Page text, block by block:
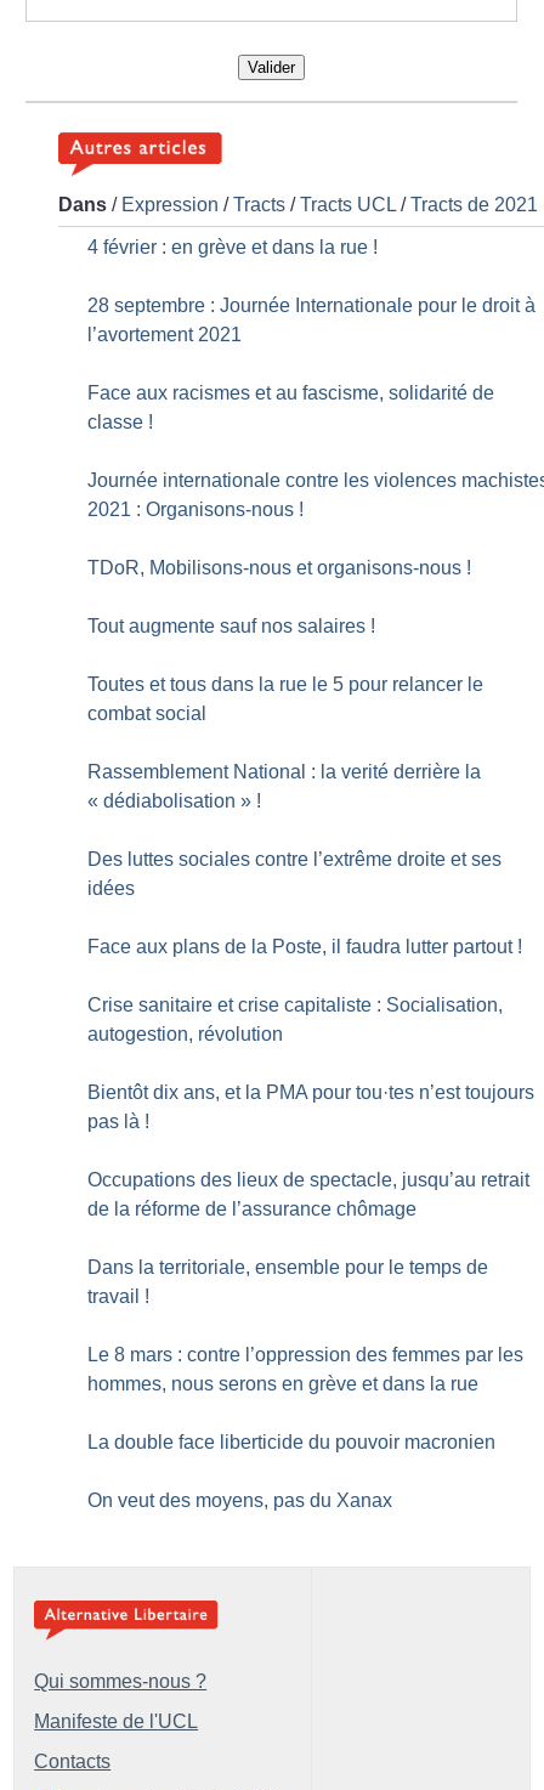
Valider
Dans / Expression /Tracts /Tracts UCL /Tracts de 2021
4 février : en grève et dans la rue !
28 septembre : Journée Internationale pour le droit à
l’avortement 2021
Face aux racismes et au fascisme, solidarité de
classe !
Journée internationale contre les violences
2021 : Organisons-nous !
TDoR, Mobilisons-nous et organisons-nous !
Tout augmente sauf nos salaires !
Toutes et tous dans la rue le 5 pour relancer le
combat social
Rassemblement National : la verité derrière la
« dédiabolisation » !
Des luttes sociales contre l’extrême droite et ses
idées
Face aux plans de la Poste, il faudra lutter partout !
Crise sanitaire et crise capitaliste : Socialisation,
autogestion, révolution
Bientôt dix ans, et la PMA pour tou·tes n’est toujours
pas là !
Occupations des lieux de spectacle, jusqu’au retrait
de la réforme de l’assurance chômage
Dans la territoriale, ensemble pour le temps de
travail !
Le 8 mars : contre l’oppression des femmes par les
hommes, nous serons en grève et dans la rue
La double face liberticide du pouvoir macronien
On veut des moyens, pas du Xanax
Qui sommes-nous ?
Manifeste de l'UCL
Contacts